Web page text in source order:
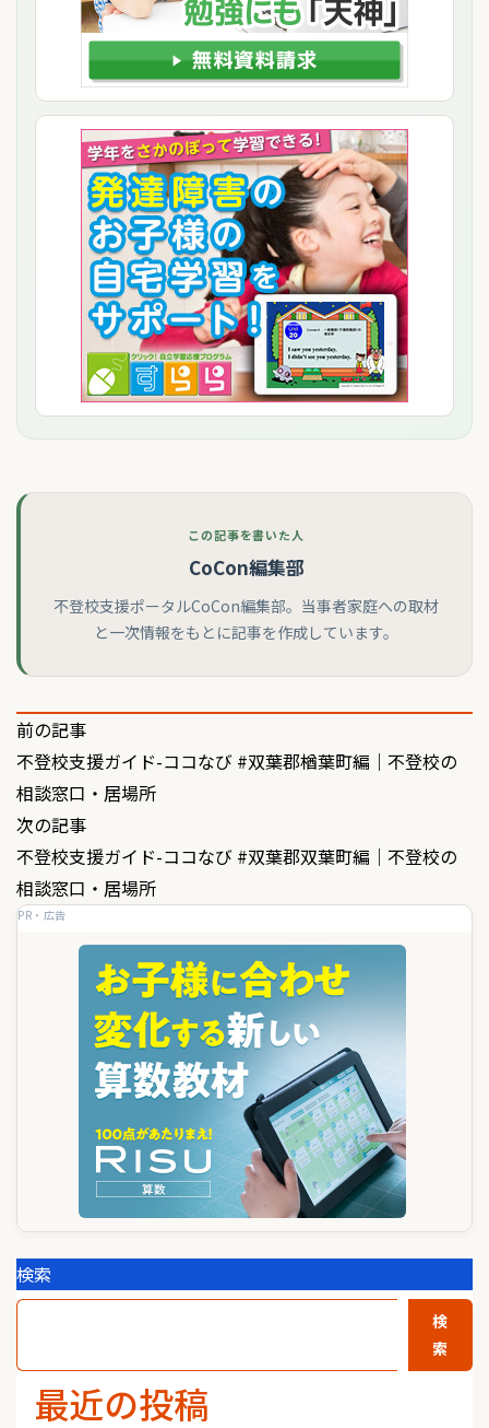
この記事を書いた人
CoCon編集部
不登校支援ポータルCoCon編集部。当事者家庭への取材
と一次情報をもとに記事を作成しています。
投
稿
ナ
ビ
ゲ
前の記事
不登校支援ガイド-ココなび #双葉郡楢葉町編｜不登校の
相談窓口・居場所
次の記事
不登校支援ガイド-ココなび #双葉郡双葉町編｜不登校の
相談窓口・居場所
PR・広告
検索
検
索
最近の投稿